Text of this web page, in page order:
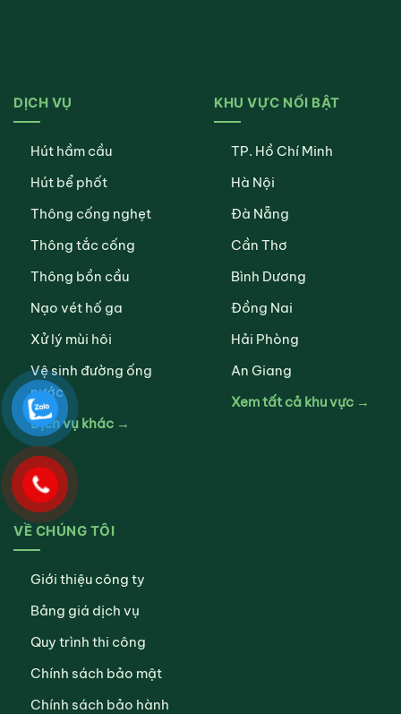
DỊCH VỤ
Hút hầm cầu
Hút bể phốt
Thông cống nghẹt
Thông tắc cống
Thông bồn cầu
Nạo vét hố ga
Xử lý mùi hôi
Vệ sinh đường ống
nước
Dịch vụ khác →
KHU VỰC NỔI BẬT
TP. Hồ Chí Minh
Hà Nội
Đà Nẵng
Cần Thơ
Bình Dương
Đồng Nai
Hải Phòng
An Giang
Xem tất cả khu vực →
VỀ CHÚNG TÔI
Giới thiệu công ty
Bảng giá dịch vụ
Quy trình thi công
Chính sách bảo mật
Chính sách bảo hành